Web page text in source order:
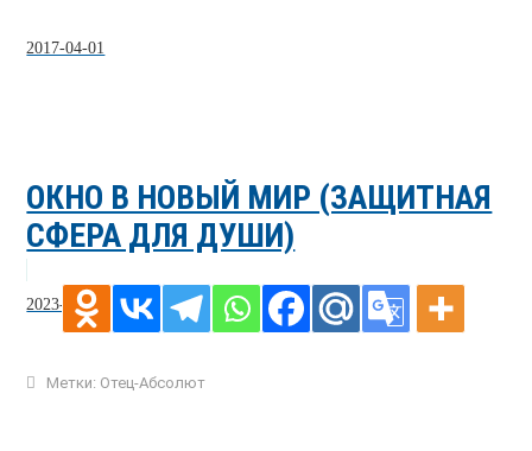
2017-04-01
ОКНО В НОВЫЙ МИР (ЗАЩИТНАЯ
СФЕРА ДЛЯ ДУШИ)
2023-02-07
Метки: Отец-Абсолют